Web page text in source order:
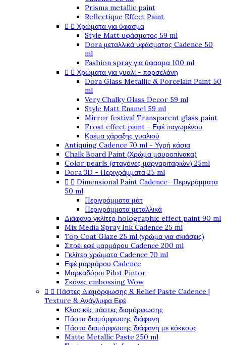
Prisma metallic paint
Reflectique Effect Paint
  Χρώματα για ύφασμα
Style Matt υφάσματος 59 ml
Dora μεταλλικά υφάσματος Cadence 50
ml
Fashion spray για ύφασμα 100 ml
  Χρώματα για γυαλί - πορσελάνη
Dora Glass Metallic & Porcelain Paint 50
ml
Very Chalky Glass Decor 59 ml
Style Matt Enamel 59 ml
Mirror festival Transparent glass paint
Frost effect paint - Εφέ παγωμένου
Κρέμα χάραξης γυαλιού
Antiquing Cadence 70 ml - Υγρή κάσια
Chalk Board Paint (Χρώμα μαυροπίνακα)
Color pearls (σταγόνες μαργαριταριών) 25ml
Dora 3D - Περιγράμματα 25 ml
  Dimensional Paint Cadence- Περιγράμματα
50 ml
Περιγράμματα μάτ
Περιγράμματα μεταλλικά
Διάφανο γκλίτερ holographic effect paint 90 ml
Mix Media Spray Ink Cadence 25 ml
Top Coat Glaze 25 ml (χρώμα για σκιάσεις)
Σπρέι εφέ μαρμάρου Cadence 200 ml
Γκλίτερ χρώματα Cadence 70 ml
Εφέ μαρμάρου Cadence
Μαρκαδόροι Pilot Pintor
Σκόνες embossing Wow
  Πάστες Διαμόρφωσης & Relief Paste Cadence |
Texture & Ανάγλυφα Εφέ
Κλασικές πάστες διαμόρφωσης
Πάστα διαμόρφωσης διάφανη
Πάστα διαμόρφωσης διάφανη με κόκκους
Matte Metallic Paste 250 ml